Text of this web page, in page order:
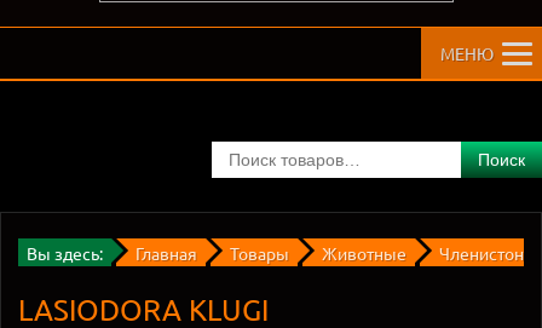
МЕНЮ
Поиск
Вы здесь: Главная Товары Животные
LASIODORA KLUGI